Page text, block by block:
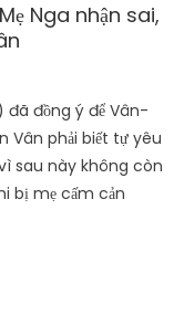
Nga nhận sai,
đã đồng ý để Vân-
Vân phải biết tự yêu
sau này không còn
bị mẹ cấm cản